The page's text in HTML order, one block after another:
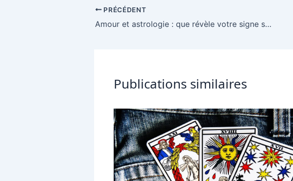
PRÉCÉDENT
Amour et astrologie : que révèle votre signe sur votre vie amoureuse ?
Publications similaires